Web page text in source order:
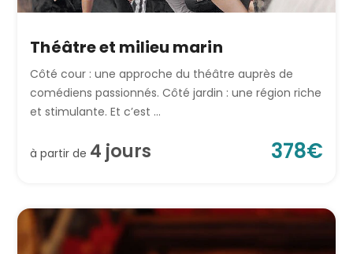
Théâtre et milieu marin
Côté cour : une approche du théâtre auprès de
comédiens passionnés. Côté jardin : une région riche
et stimulante. Et c’est ...
à partir de 4 jours 378€